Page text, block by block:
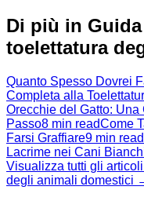
Di più in
toelettatura
Quanto Spesso Dovrei
Completa alla
Orecchie del Gatto:
Passo8 min readCome
Farsi Graffiare9 min read
Lacrime nei Cani
Visualizza tutti gli
degli animali domestici